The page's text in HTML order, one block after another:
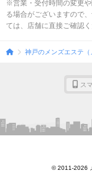
※営業・受付時間の変更
る場合がございますので
ては、店舗に直接ご確認
神戸のメンズエステ（
ス
© 2011-2026